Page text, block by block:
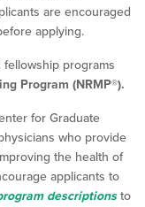
are encouraged
applying.
programs
Program (NRMP®).
for Graduate
who provide
the health of
applicants to
descriptionsto